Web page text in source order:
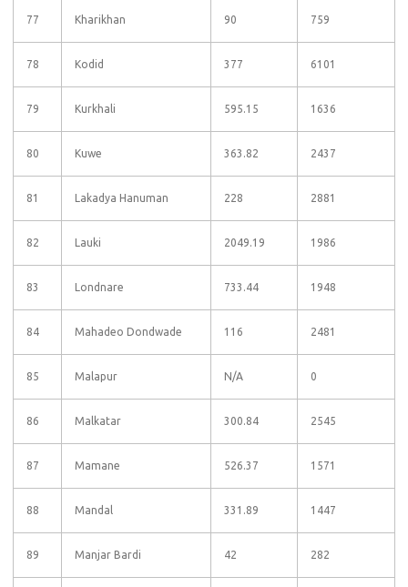
77 Kharikhan 90 759
78 Kodid 377 6101
79 Kurkhali 595.15 1636
80 Kuwe 363.82 2437
81 Lakadya Hanuman 228 2881
82 Lauki 2049.19 1986
83 Londnare 733.44 1948
84 Mahadeo Dondwade 116 2481
85 Malapur N/A 0
86 Malkatar 300.84 2545
87 Mamane 526.37 1571
88 Mandal 331.89 1447
89 Manjar Bardi 42 282